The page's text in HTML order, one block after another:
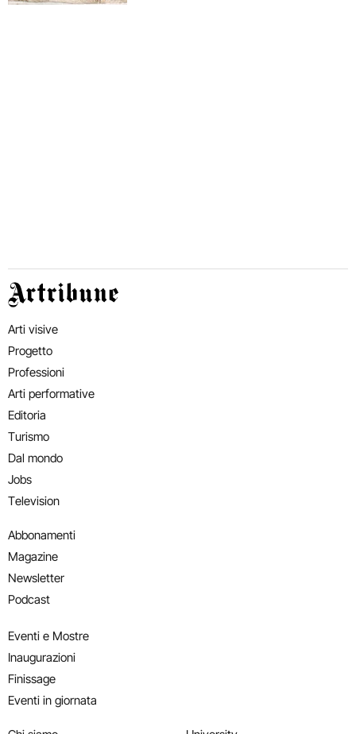
Artribune
Arti visive
Progetto
Professioni
Arti performative
Editoria
Turismo
Dal mondo
Jobs
Television
Abbonamenti
Magazine
Newsletter
Podcast
Eventi e Mostre
Inaugurazioni
Finissage
Eventi in giornata